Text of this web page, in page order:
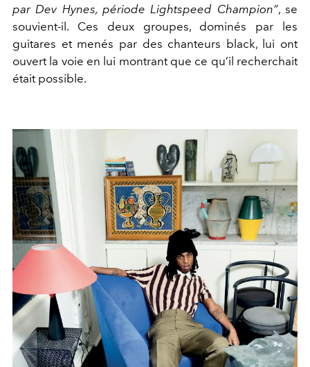
par Dev Hynes, période Lightspeed Champion”, se
souvient-il. Ces deux groupes, dominés par les
guitares et menés par des chanteurs black, lui ont
ouvert la voie en lui montrant que ce qu’il recherchait
était possible.